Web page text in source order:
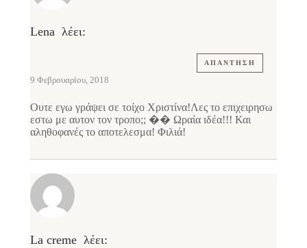
Lena λέει:
ΑΠΆΝΤΗΣΗ
9 Φεβρουαρίου, 2018
Ουτε εγω γράψει σε τοίχο Χριστίνα!Λες το επιχειρησω
εστω με αυτον τον τροπο;; �� Ωραία ιδέα!!! Και
αληθοφανές το αποτελεσμα! Φιλιά!
La creme λέει: